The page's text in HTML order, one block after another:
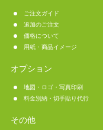
ご注文ガイド
追加のご注文
価格について
用紙・商品イメージ
オプション
地図・ロゴ・写真印刷
料金別納・切手貼り代行
その他